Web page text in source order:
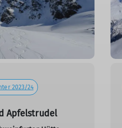
2023/24
Apfelstrudel